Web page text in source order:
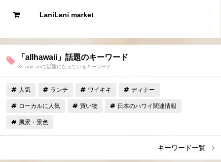
LaniLani market
「allhawaii」話題のキーワード
今LaniLaniで話題になっているキーワード
人気 ランチ ワイキキ ディナー
ローカルに人気 買い物 日本のハワイ関連情報
風景・景色
キーワード一覧